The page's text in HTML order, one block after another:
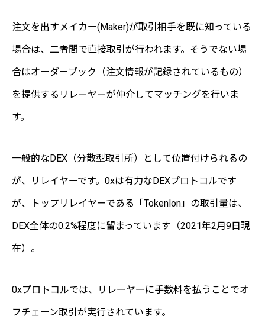
注文を出すメイカー(Maker)が取引相手を既に知っている
場合は、二者間で直接取引が行われます。そうでない場
合はオーダーブック（注文情報が記録されているもの）
を提供するリレーヤーが仲介してマッチングを行いま
す。
一般的なDEX（分散型取引所）として位置付けられるの
が、リレイヤーです。0xは有力なDEXプロトコルです
が、トップリレイヤーである「Tokenlon」の取引量は、
DEX全体の0.2%程度に留まっています（2021年2月9日現
在）。
0xプロトコルでは、リレーヤーに手数料を払うことでオ
フチェーン取引が実行されています。